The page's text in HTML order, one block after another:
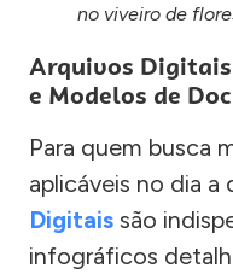
no viveiro de
Arquivos
e Modelos de
Para quem busca
aplicáveis no dia a
Digitais são
infográficos